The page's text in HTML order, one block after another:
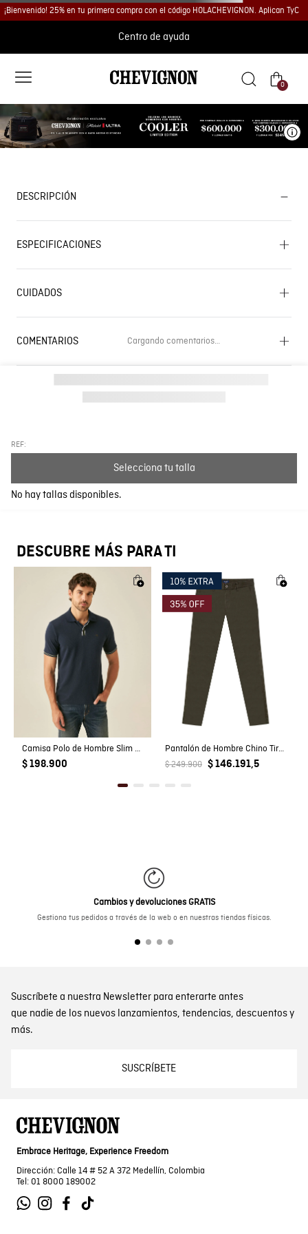
¡Bienvenido! 25% en tu primera compra con el código HOLACHEVIGNON. Aplican TyC
Centro de ayuda
0
REF:
Selecciona tu talla
No hay tallas disponibles.
DESCRIPCIÓN
ESPECIFICACIONES
CUIDADOS
COMENTARIOS Cargando comentarios…
Cargando el resumen…
Por favor, inicia sesión para escribir un comentario.
DESCUBRE MÁS PARA TI
Camisa Polo de Hombre Slim Fit Manga Corta Perilla Tejida Escondida en Mezcla de Algodón y Viscosa
$ 198.900
Pantalón de Hombre Chino Tiro Medio con Bolsillos Diagonales en Mezcla de Algodón
$ 249.900 $ 146.191,5
Cambios y devoluciones GRATIS
Gestiona tus pedidos a través de la web o en nuestras tiendas físicas.
Suscríbete a nuestra Newsletter para enterarte antes
que nadie de los nuevos lanzamientos, tendencias, descuentos y
más.
SUSCRÍBETE
Embrace Heritage, Experience Freedom
Dirección: Calle 14 # 52 A 372 Medellín, Colombia
Tel: 01 8000 189002